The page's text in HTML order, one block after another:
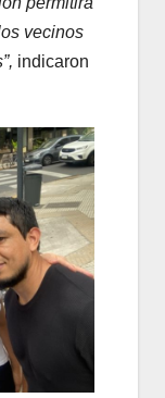
vecinos
indicaron